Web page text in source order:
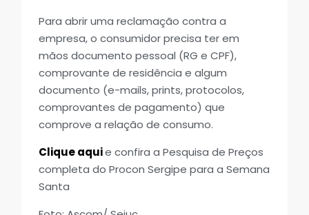
Para abrir uma reclamação contra a
empresa, o consumidor precisa ter em
mãos documento pessoal (RG e CPF),
comprovante de residência e algum
documento (e-mails, prints, protocolos,
comprovantes de pagamento) que
comprove a relação de consumo.
Clique aquie confira a Pesquisa de Preços
completa do Procon Sergipe para a Semana
Santa